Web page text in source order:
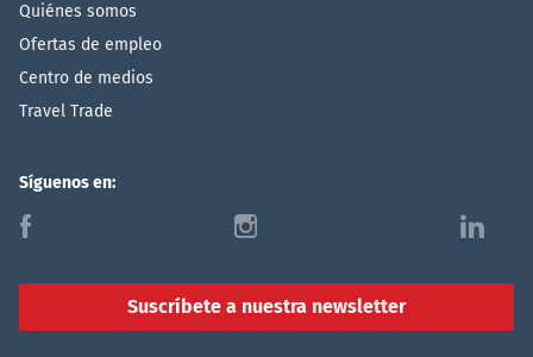
Quiénes somos
Ofertas de empleo
Centro de medios
Travel Trade
Síguenos en:
f i l
Suscríbete a nuestra newsletter